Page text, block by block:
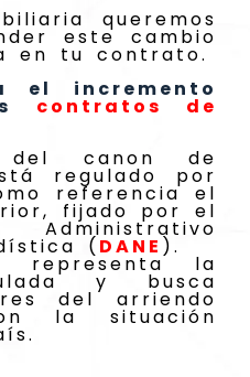
queremos
este cambio
en tu contrato.
el incremento
contratos de
del canon de
regulado por
referencia el
fijado por el
( DANE ).
representa la
y busca
del arriendo
la situación